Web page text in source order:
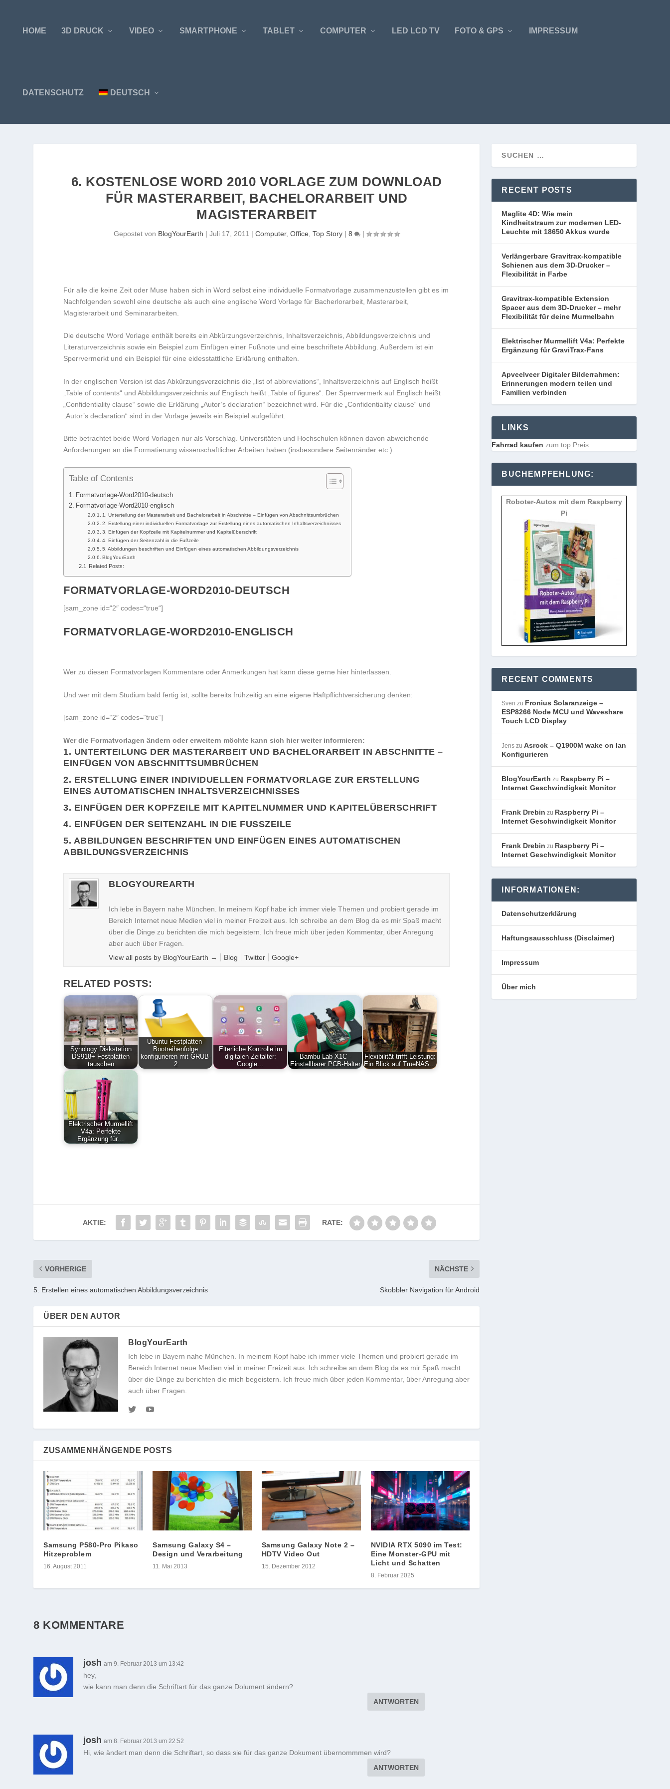
HOME 3D DRUCK VIDEO SMARTPHONE TABLET COMPUTER LED LCD TV FOTO & GPS IMPRESSUM
DATENSCHUTZ DEUTSCH
6. KOSTENLOSE WORD 2010 VORLAGE ZUM DOWNLOAD
FÜR MASTERARBEIT, BACHELORARBEIT UND
MAGISTERARBEIT
Gepostet von BlogYourEarth |Juli 17, 2011 |Computer,Office ,Top Story |8 |
Für alle die keine Zeit oder Muse haben sich in Word selbst eine individuelle Formatvorlage zusammenzustellen gibt es im
Nachfolgenden sowohl eine deutsche als auch eine englische Word Vorlage für Bacherlorarbeit, Masterarbeit,
Magisterarbeit und Seminararbeiten.
Die deutsche Word Vorlage enthält bereits ein Abkürzungsverzeichnis, Inhaltsverzeichnis, Abbildungsverzeichnis und
Literaturverzeichnis sowie ein Beispiel zum Einfügen einer Fußnote und eine beschriftete Abbildung. Außerdem ist ein
Sperrvermerkt und ein Beispiel für eine eidesstattliche Erklärung enthalten.
In der englischen Version ist das Abkürzungsverzeichnis die „list of abbreviations“, Inhaltsverzeichnis auf Englisch heißt
„Table of contents“ und Abbildungsverzeichnis auf Englisch heißt „Table of figures“. Der Sperrvermerk auf Englisch heißt
„Confidentiality clause“ sowie die Erklärung „Autor’s declaration“ bezeichnet wird. Für die „Confidentiality clause“ und
„Autor’s declaration“ sind in der Vorlage jeweils ein Beispiel aufgeführt.
Bitte betrachtet beide Word Vorlagen nur als Vorschlag. Universitäten und Hochschulen können davon abweichende
Anforderungen an die Formatierung wissenschaftlicher Arbeiten haben (insbesondere Seitenränder etc.).
Table of Contents
Formatvorlage-Word2010-deutsch
Formatvorlage-Word2010-englisch
1. Unterteilung der Masterarbeit und Bachelorarbeit in Abschnitte – Einfügen von Abschnittsumbrüchen
2. Erstellung einer individuellen Formatvorlage zur Erstellung eines automatischen Inhaltsverzeichnisses
3. Einfügen der Kopfzeile mit Kapitelnummer und Kapitelüberschrift
4. Einfügen der Seitenzahl in die Fußzeile
5. Abbildungen beschriften und Einfügen eines automatischen Abbildungsverzeichnis
BlogYourEarth
Related Posts:
FORMATVORLAGE-WORD2010-DEUTSCH
[sam_zone id=“2″ codes=“true“]
FORMATVORLAGE-WORD2010-ENGLISCH
Wer zu diesen Formatvorlagen Kommentare oder Anmerkungen hat kann diese gerne hier hinterlassen.
Und wer mit dem Studium bald fertig ist, sollte bereits frühzeitig an eine eigene Haftpflichtversicherung denken:
[sam_zone id=“2″ codes=“true“]
Wer die Formatvorlagen ändern oder erweitern möchte kann sich hier weiter informieren:
1. UNTERTEILUNG DER MASTERARBEIT UND BACHELORARBEIT IN ABSCHNITTE –
EINFÜGEN VON ABSCHNITTSUMBRÜCHEN
2. ERSTELLUNG EINER INDIVIDUELLEN FORMATVORLAGE ZUR ERSTELLUNG
EINES AUTOMATISCHEN INHALTSVERZEICHNISSES
3. EINFÜGEN DER KOPFZEILE MIT KAPITELNUMMER UND KAPITELÜBERSCHRIFT
4. EINFÜGEN DER SEITENZAHL IN DIE FUSSZEILE
5. ABBILDUNGEN BESCHRIFTEN UND EINFÜGEN EINES AUTOMATISCHEN
ABBILDUNGSVERZEICHNIS
BLOGYOUREARTH
Ich lebe in Bayern nahe München. In meinem Kopf habe ich immer viele Themen und probiert gerade im
Bereich Internet neue Medien viel in meiner Freizeit aus. Ich schreibe an dem Blog da es mir Spaß macht
über die Dinge zu berichten die mich begeistern. Ich freue mich über jeden Kommentar, über Anregung
aber auch über Fragen.
View all posts by BlogYourEarth → Blog Twitter Google+
RELATED POSTS:
Synology Diskstation
DS918+ Festplatten
tauschen
Ubuntu Festplatten-
Bootreihenfolge
konfigurieren mit GRUB-
2
Elterliche Kontrolle im
digitalen Zeitalter:
Google…
Bambu Lab X1C -
Einstellbarer PCB-Halter
Flexibilität trifft Leistung:
Ein Blick auf TrueNAS…
Elektrischer Murmellift
V4a: Perfekte
Ergänzung für…
AKTIE: RATE:
VORHERIGE
5. Erstellen eines automatischen Abbildungsverzeichnis
NÄCHSTE
Skobbler Navigation für Android
ÜBER DEN AUTOR
BlogYourEarth
Ich lebe in Bayern nahe München. In meinem Kopf habe ich immer viele Themen und probiert gerade im
Bereich Internet neue Medien viel in meiner Freizeit aus. Ich schreibe an dem Blog da es mir Spaß macht
über die Dinge zu berichten die mich begeistern. Ich freue mich über jeden Kommentar, über Anregung aber
auch über Fragen.
ZUSAMMENHÄNGENDE POSTS
Samsung P580-Pro Pikaso
Hitzeproblem
16. August 2011
Samsung Galaxy S4 –
Design und Verarbeitung
11. Mai 2013
Samsung Galaxy Note 2 –
HDTV Video Out
15. Dezember 2012
NVIDIA RTX 5090 im Test:
Eine Monster-GPU mit
Licht und Schatten
8. Februar 2025
8 KOMMENTARE
josh am 9. Februar 2013 um 13:42
hey,
wie kann man denn die Schriftart für das ganze Dolument ändern?
ANTWORTEN
josh am 8. Februar 2013 um 22:52
Hi, wie ändert man denn die Schriftart, so dass sie für das ganze Dokument übernommmen wird?
ANTWORTEN
RECENT POSTS
Maglite 4D: Wie mein
Kindheitstraum zur modernen LED-
Leuchte mit 18650 Akkus wurde
Verlängerbare Gravitrax-kompatible
Schienen aus dem 3D-Drucker –
Flexibilität in Farbe
Gravitrax-kompatible Extension
Spacer aus dem 3D-Drucker – mehr
Flexibilität für deine Murmelbahn
Elektrischer Murmellift V4a: Perfekte
Ergänzung für GraviTrax-Fans
Apveelveer Digitaler Bilderrahmen:
Erinnerungen modern teilen und
Familien verbinden
LINKS
Fahrrad kaufen zum top Preis
BUCHEMPFEHLUNG:
Roboter-Autos mit dem Raspberry
Pi
RECENT COMMENTS
Sven zu Fronius Solaranzeige –
ESP8266 Node MCU und Waveshare
Touch LCD Display
Jens zuAsrock – Q1900M wake on lan
Konfigurieren
BlogYourEarth zu Raspberry Pi –
Internet Geschwindigkeit Monitor
Frank Drebin zu Raspberry Pi –
Internet Geschwindigkeit Monitor
Frank Drebin zu Raspberry Pi –
Internet Geschwindigkeit Monitor
INFORMATIONEN:
Datenschutzerklärung
Haftungsausschluss (Disclaimer)
Impressum
Über mich